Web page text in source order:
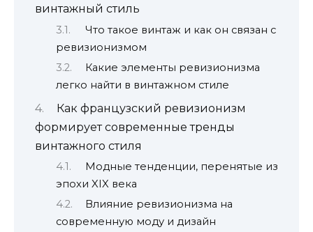
винтажный стиль
Что такое винтаж и как он связан с
ревизионизмом
Какие элементы ревизионизма
легко найти в винтажном стиле
Как французский ревизионизм
формирует современные тренды
винтажного стиля
Модные тенденции, перенятые из
эпохи XIX века
Влияние ревизионизма на
современную моду и дизайн